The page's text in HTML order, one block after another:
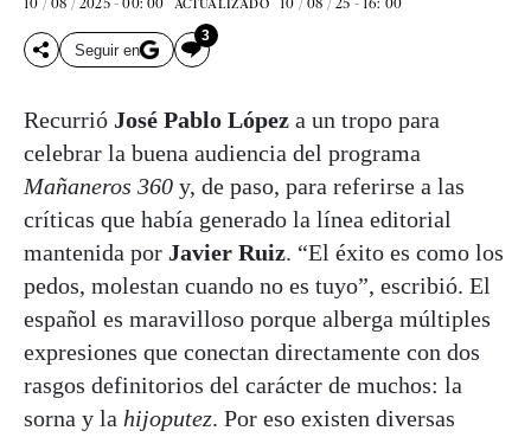
ACTUALIZADO
Seguir en
3
Recurrió José Pablo López a un tropo para
celebrar la buena audiencia del programa
Mañaneros 360 y, de paso, para referirse a las
críticas que había generado la línea editorial
mantenida por Javier Ruiz. “El éxito es como los
pedos, molestan cuando no es tuyo”, escribió. El
español es maravilloso porque alberga múltiples
expresiones que conectan directamente con dos
rasgos definitorios del carácter de muchos: la
sorna y la hijoputez. Por eso existen diversas